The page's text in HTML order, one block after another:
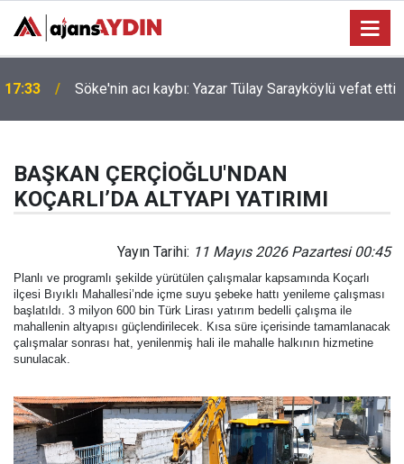
17:33 Söke'nin acı kaybı: Yazar Tülay Sarayköylü vefat etti
BAŞKAN ÇERÇİOĞLU'NDAN
KOÇARLI’DA ALTYAPI YATIRIMI
Yayın Tarihi: 11 Mayıs 2026 Pazartesi 00:45
Planlı ve programlı şekilde yürütülen çalışmalar kapsamında Koçarlı
ilçesi Bıyıklı Mahallesi’nde içme suyu şebeke hattı yenileme çalışması
başlatıldı. 3 milyon 600 bin Türk Lirası yatırım bedelli çalışma ile
mahallenin altyapısı güçlendirilecek. Kısa süre içerisinde tamamlanacak
çalışmalar sonrası hat, yenilenmiş hali ile mahalle halkının hizmetine
sunulacak.